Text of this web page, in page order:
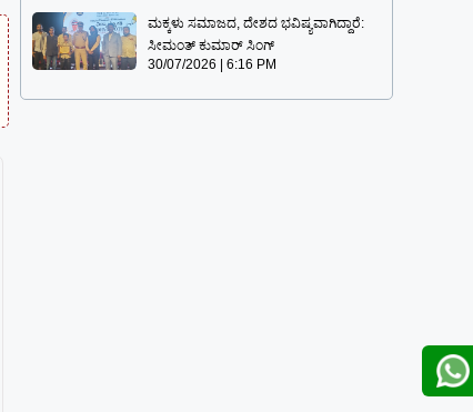
ಮಕ್ಕಳು ಸಮಾಜದ, ದೇಶದ ಭವಿಷ್ಯವಾಗಿದ್ದಾರೆ:
ಸೀಮಂತ್ ಕುಮಾರ್ ಸಿಂಗ್
30/07/2026
6:16 PM